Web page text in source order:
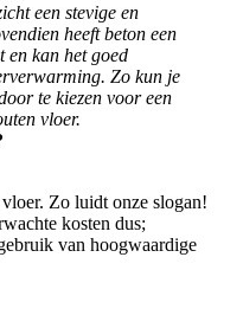
een stevige en
heeft beton een
en kan het goed
Zo kun je
te kiezen voor een
vloer.
Zo luidt onze slogan!
kosten dus;
van hoogwaardige